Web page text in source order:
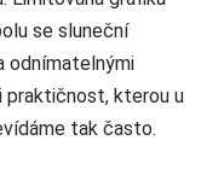
se sluneční
odnímatelnými
praktičnost, kterou u
tak často.